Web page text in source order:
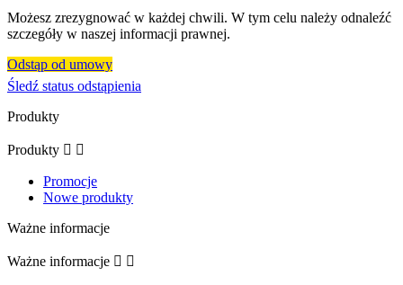
Możesz zrezygnować w każdej chwili. W tym celu należy odnaleźć
szczegóły w naszej informacji prawnej.
Odstąp od umowy
Śledź status odstąpienia
Produkty
Produkty  
Promocje
Nowe produkty
Ważne informacje
Ważne informacje  